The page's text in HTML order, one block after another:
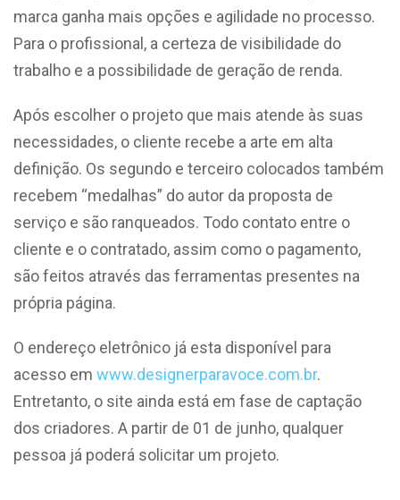
marca ganha mais opções e agilidade no processo.
Para o profissional, a certeza de visibilidade do
trabalho e a possibilidade de geração de renda.
Após escolher o projeto que mais atende às suas
necessidades, o cliente recebe a arte em alta
definição. Os segundo e terceiro colocados também
recebem “medalhas” do autor da proposta de
serviço e são ranqueados. Todo contato entre o
cliente e o contratado, assim como o pagamento,
são feitos através das ferramentas presentes na
própria página.
O endereço eletrônico já esta disponível para
acesso em www.designerparavoce.com.br.
Entretanto, o site ainda está em fase de captação
dos criadores. A partir de 01 de junho, qualquer
pessoa já poderá solicitar um projeto.